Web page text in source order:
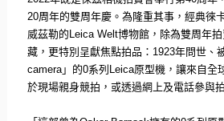
20周年的雙周年慶。為隆重其事， 經典徠
威茲勒的Leica Welt博物館，除為雙周年
藏， 更特別呈獻焦點拍品： 1923年問世、
camera」的0系列Leica原型機，讓來自全
於現場親身競拍，或透過網上及電話參與